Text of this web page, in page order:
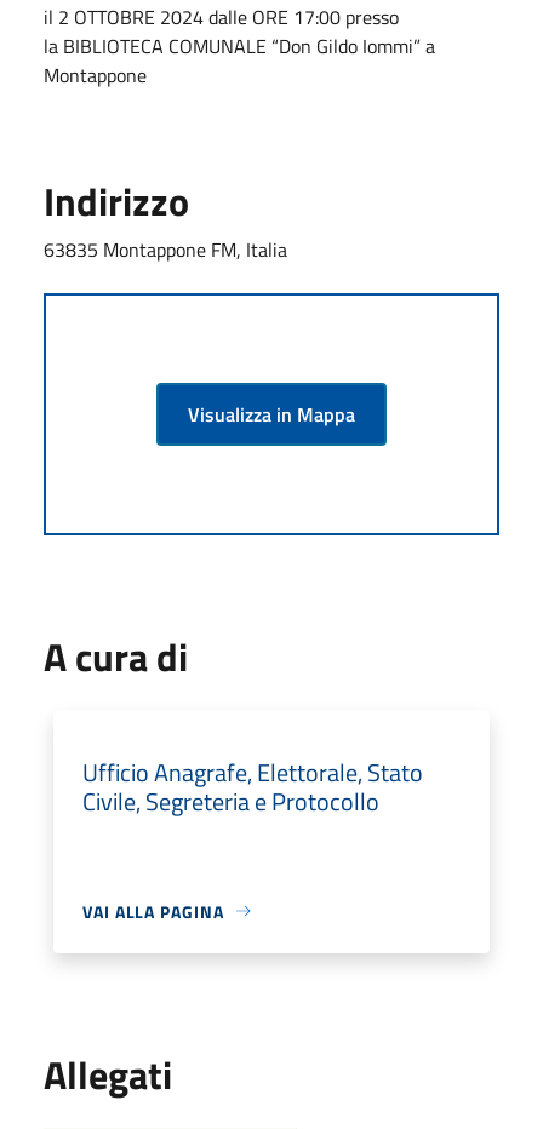
il 2 OTTOBRE 2024 dalle ORE 17:00 presso
la BIBLIOTECA COMUNALE “Don Gildo Iommi” a
Montappone
Indirizzo
63835 Montappone FM, Italia
Visualizza in Mappa
A cura di
Ufficio Anagrafe, Elettorale, Stato
Civile, Segreteria e Protocollo
VAI ALLA PAGINA
Allegati